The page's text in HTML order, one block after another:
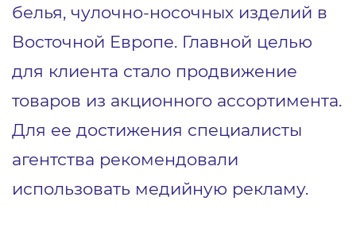
белья, чулочно-носочных изделий в
Восточной Европе. Главной целью
для клиента стало продвижение
товаров из акционного ассортимента.
Для ее достижения специалисты
агентства рекомендовали
использовать медийную рекламу.